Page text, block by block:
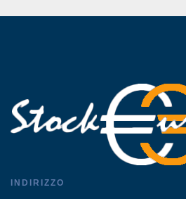
INDIRIZZO